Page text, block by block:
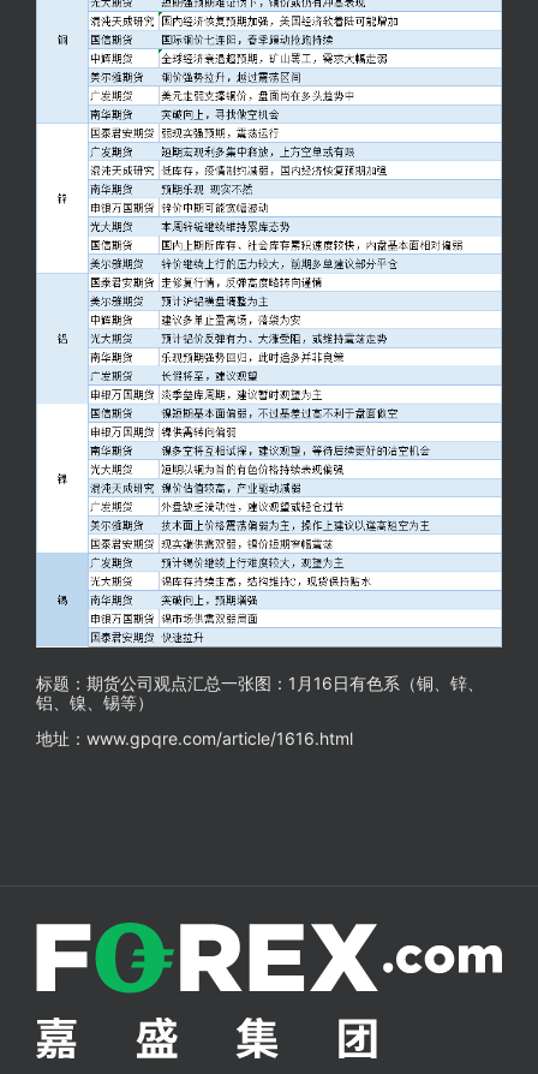
标题：期货公司观点汇总一张图：1月16日有色系（铜、锌、
铝、镍、锡等）
地址：www.gpqre.com/article/1616.html